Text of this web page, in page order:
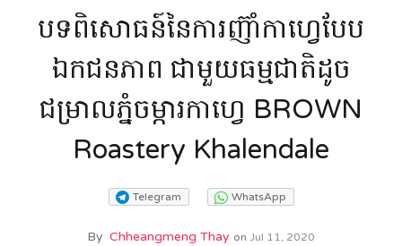
បទពិសោធន៍នៃការញ៊ាំកាហ្វេបែប
ឯកជនភាព ជាមួយធម្មជាតិដូច
ជម្រាលភ្នំចម្ការកាហ្វេ BROWN
Roastery Khalendale
Telegram WhatsApp
By Chheangmeng Thay on Jul 11, 2020